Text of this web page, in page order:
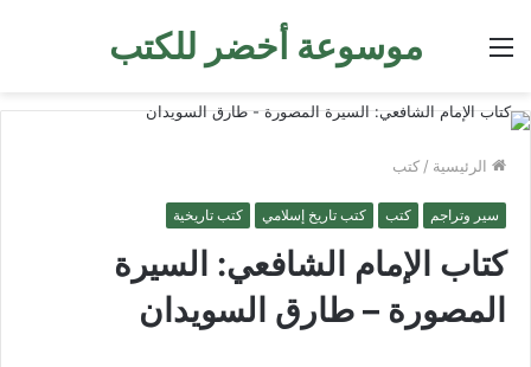
موسوعة أخضر للكتب القائمة
الرئيسية / كتب
سير وتراجم كتب كتب تاريخ إسلامي كتب تاريخية
كتاب الإمام الشافعي: السيرة
المصورة – طارق السويدان